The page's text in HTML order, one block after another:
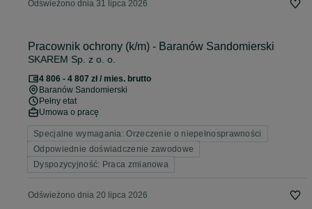
Odświeżono dnia 31 lipca 2026
Pracownik ochrony (k/m) - Baranów Sandomierski
SKAREM Sp. z o. o.
4 806 - 4 807 zł / mies. brutto
Baranów Sandomierski
Pełny etat
Umowa o pracę
Specjalne wymagania: Orzeczenie o niepełnosprawności
Odpowiednie doświadczenie zawodowe
Dyspozycyjność: Praca zmianowa
Odświeżono dnia 20 lipca 2026